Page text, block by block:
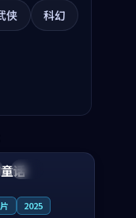
侠
科幻
院线
话
2025